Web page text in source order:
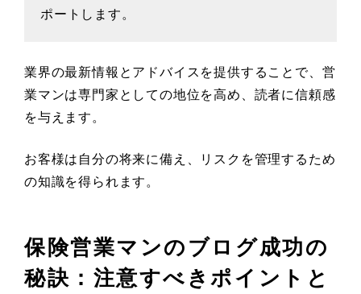
ポートします。
業界の最新情報とアドバイスを提供することで、営
業マンは専門家としての地位を高め、読者に信頼感
を与えます。
お客様は自分の将来に備え、リスクを管理するため
の知識を得られます。
保険営業マンのブログ成功の
秘訣：注意すべきポイントと